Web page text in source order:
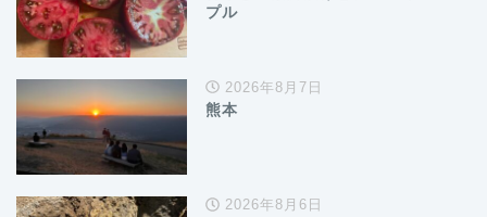
プル
2026年8月7日
熊本
2026年8月6日